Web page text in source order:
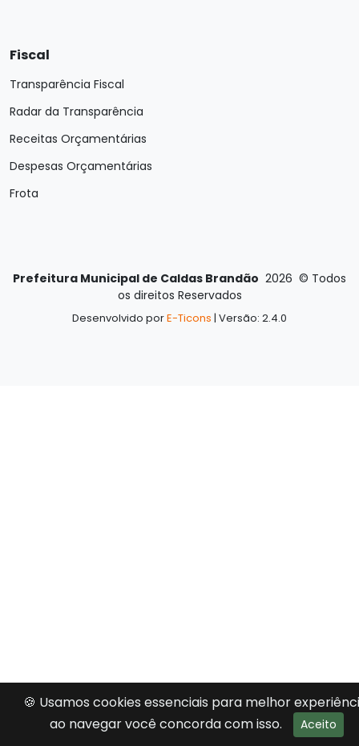
Fiscal
Transparência Fiscal
Radar da Transparência
Receitas Orçamentárias
Despesas Orçamentárias
Frota
Prefeitura Municipal de Caldas Brandão 2026 © Todos
os direitos Reservados
Desenvolvido porE-Ticons | Versão: 2.4.0
🍪 Usamos cookies essenciais para melhor
ao navegar você concorda com isso.
Aceito